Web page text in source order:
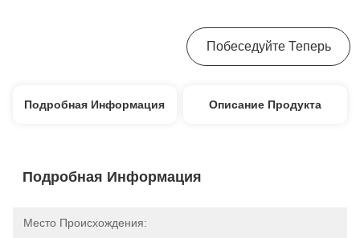
Побеседуйте Теперь
Подробная Информация Описание Продукта
Подробная Информация
Место Происхождения: